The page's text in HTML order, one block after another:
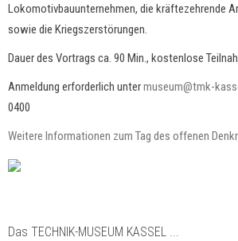
Lokomotivbauunternehmen, die kräftezehrende
sowie die Kriegszerstörungen.
Dauer des Vortrags ca. 90 Min., kostenlose
Anmeldung erforderlich untermuseum@tmk-
0400
Weitere Informationen zum Tag des offenen
Das TECHNIK-MUSEUM KASSEL ...